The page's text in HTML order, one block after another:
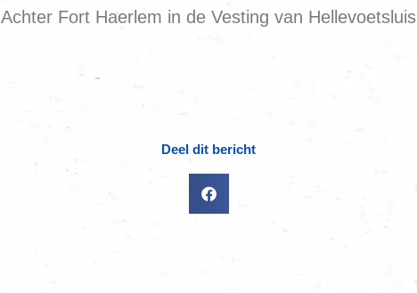
Achter Fort Haerlem in de Vesting van Hellevoetsluis
Deel dit bericht